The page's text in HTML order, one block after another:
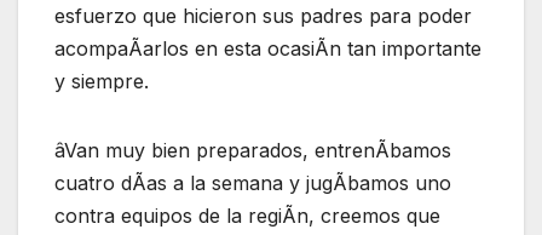
esfuerzo que hicieron sus padres para poder
acompaÃarlos en esta ocasiÃn tan importante
y siempre.
âVan muy bien preparados, entrenÃbamos
cuatro dÃas a la semana y jugÃbamos uno
contra equipos de la regiÃn, creemos que